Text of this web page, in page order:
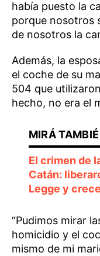
había puesto la
porque nosotros
de nosotros la
Además, la
el coche de su
504 que
hecho, no era el
El crimen de
Catán:
Legge y
“Pudimos mirar
homicidio y el
mismo de mi